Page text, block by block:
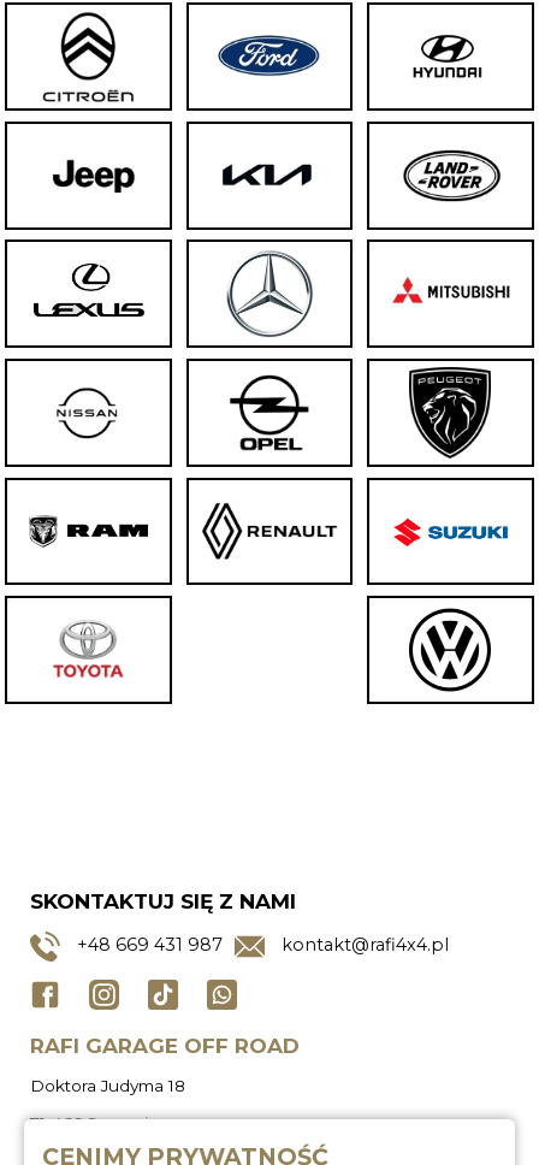
SKONTAKTUJ SIĘ Z NAMI
+48 669 431 987 kontakt@rafi4x4.pl
RAFI GARAGE OFF ROAD
Doktora Judyma 18
71-466 Szczecin
CENIMY PRYWATNOŚĆ